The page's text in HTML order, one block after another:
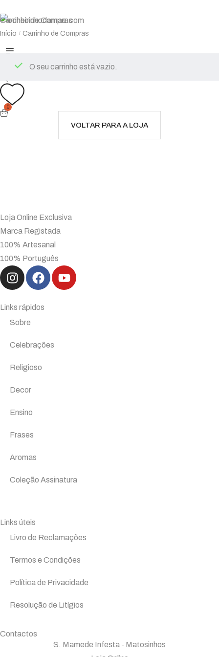
0
Carrinho de Compras
Início / Carrinho de Compras
O seu carrinho está vazio.
VOLTAR PARA A LOJA
Loja Online Exclusiva
Marca Registada
100% Artesanal
100% Português
Links rápidos
Sobre
Celebrações
Religioso
Decor
Ensino
Frases
Aromas
Coleção Assinatura
Links úteis
Livro de Reclamações
Termos e Condições
Política de Privacidade
Resolução de Litígios
Contactos
S. Mamede Infesta - Matosinhos